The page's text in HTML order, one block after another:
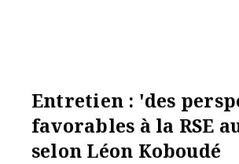
Entretien : 'des
favorables à la RSE
selon Léon Koboudé